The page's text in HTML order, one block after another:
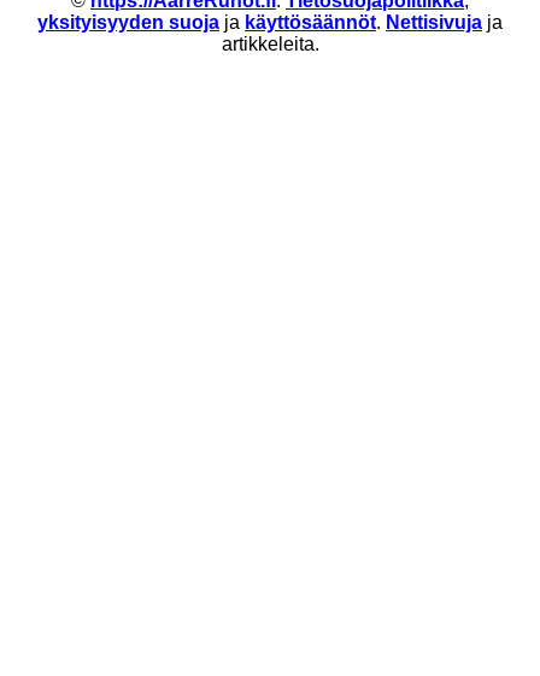
yksityisyyden suoja ja käyttösäännöt. Nettisivuja ja
artikkeleita.